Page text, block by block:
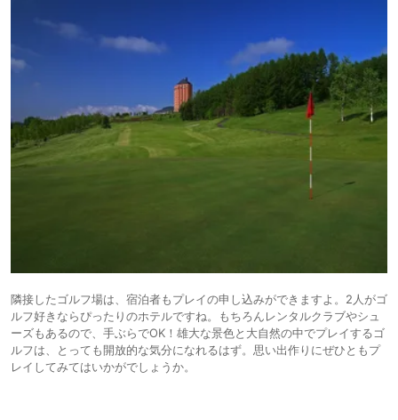
隣接したゴルフ場は、宿泊者もプレイの申し込みができますよ。2人がゴ
ルフ好きならぴったりのホテルですね。もちろんレンタルクラブやシュ
ーズもあるので、手ぶらでOK！雄大な景色と大自然の中でプレイするゴ
ルフは、とっても開放的な気分になれるはず。思い出作りにぜひともプ
レイしてみてはいかがでしょうか。